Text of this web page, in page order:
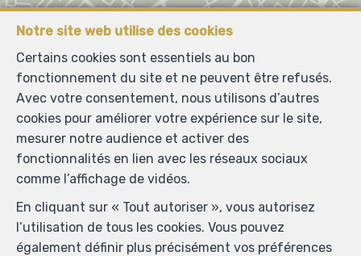
Localiser sur la carte
Notre site web utilise des cookies
Certains cookies sont essentiels au bon
fonctionnement du site et ne peuvent être refusés.
Avec votre consentement, nous utilisons d’autres
cookies pour améliorer votre expérience sur le site,
mesurer notre audience et activer des
fonctionnalités en lien avec les réseaux sociaux
comme l’affichage de vidéos.
En cliquant sur « Tout autoriser », vous autorisez
l’utilisation de tous les cookies. Vous pouvez
également définir plus précisément vos préférences